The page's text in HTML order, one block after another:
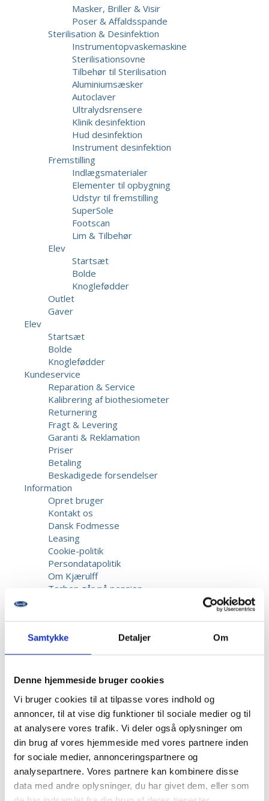
Samtykke Detaljer Om
Denne hjemmeside bruger cookies
Vi bruger cookies til at tilpasse vores indhold og
annoncer, til at vise dig funktioner til sociale medier og til
at analysere vores trafik. Vi deler også oplysninger om
din brug af vores hjemmeside med vores partnere inden
for sociale medier, annonceringspartnere og
analysepartnere. Vores partnere kan kombinere disse
data med andre oplysninger, du har givet dem, eller som
Masker, Briller & Visir
Poser & Affaldsspande
Sterilisation & Desinfektion
Instrumentopvaskemaskine
Sterilisationsovne
Tilbehør til Sterilisation
Aluminiumsæsker
Autoclaver
Ultralydsrensere
Klinik desinfektion
Hud desinfektion
Instrument desinfektion
Fremstilling
Indlægsmaterialer
Elementer til opbygning
Udstyr til fremstilling
SuperSole
Footscan
Lim & Tilbehør
Elev
Startsæt
Bolde
Knoglefødder
Outlet
Gaver
Elev
Startsæt
Bolde
Knoglefødder
Kundeservice
Reparation & Service
Kalibrering af biothesiometer
Returnering
Fragt & Levering
Garanti & Reklamation
Priser
Betaling
Beskadigede forsendelser
Information
Opret bruger
Kontakt os
Dansk Fodmesse
Leasing
Cookie-politik
Persondatapolitik
Om Kjærulff
Torben går på pension
Kurser
Forside Instrumenter
Suwada,
Negletang, Diabetic, Buet Tværbid, 12 cm.